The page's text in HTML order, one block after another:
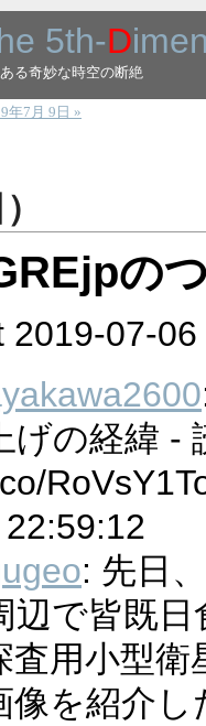
5th-D
る奇妙な時空の断絶
年7月 9日 »
の
2019-07-06
げの経緯 -
: 先日
辺で皆既
査用小型
像を紹介し